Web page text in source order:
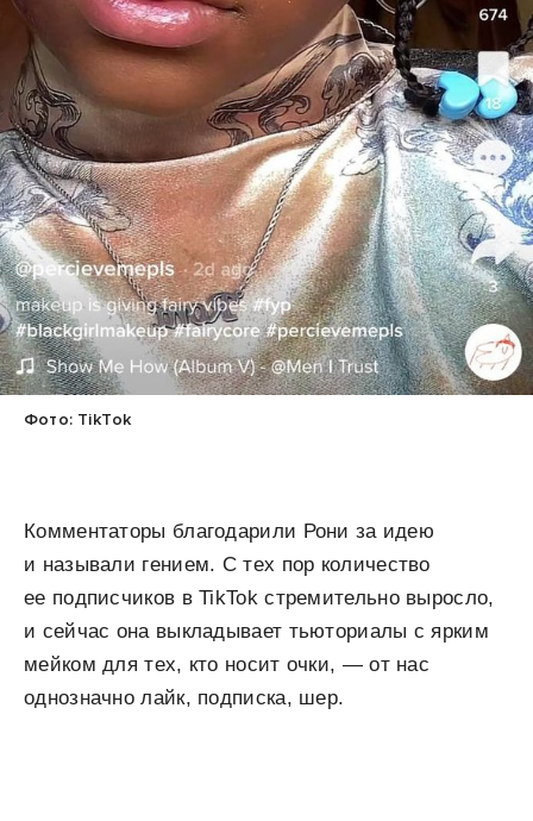
Фото: TikTok
Комментаторы благодарили Рони за идею
и называли гением. С тех пор количество
ее подписчиков в TikTok стремительно выросло,
и сейчас она выкладывает тьюториалы с ярким
мейком для тех, кто носит очки, — от нас
однозначно лайк, подписка, шер.